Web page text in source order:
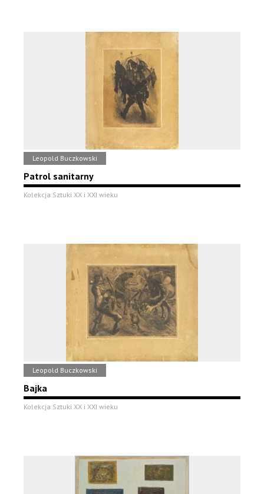
Leopold Buczkowski
Patrol sanitarny
Kolekcja Sztuki XX i XXI wieku
Leopold Buczkowski
Bajka
Kolekcja Sztuki XX i XXI wieku